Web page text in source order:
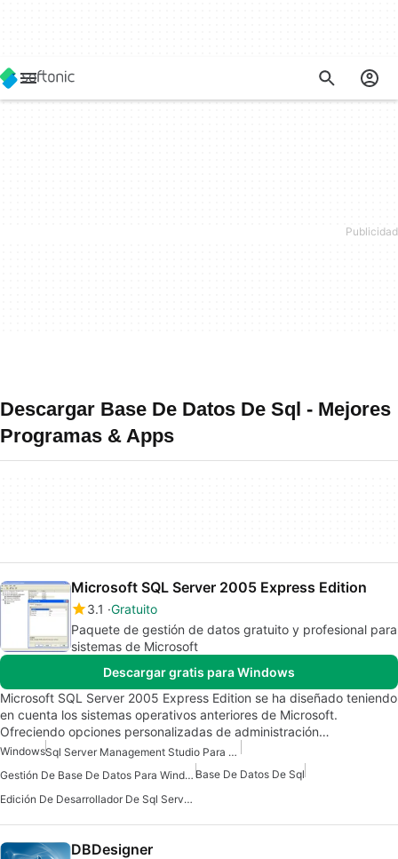
Descargar Base De Datos De Sql - Mejores
Programas & Apps
Microsoft SQL Server 2005 Express Edition
3.1 Gratuito
Paquete de gestión de datos gratuito y profesional para
sistemas de Microsoft
Descargar gratis para Windows
Microsoft SQL Server 2005 Express Edition se ha diseñado teniendo
en cuenta los sistemas operativos anteriores de Microsoft.
Ofreciendo opciones personalizadas de administración…
Windows
Sql Server Management Studio Para Windows
Gestión De Base De Datos Para Windows Base De Datos De Sql
Edición De Desarrollador De Sql Server Gratuita Para Windows
DBDesigner